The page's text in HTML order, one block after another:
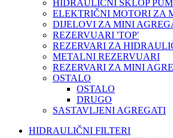
HIDRAULIČNI SKLOP
ELEKTRIČNI MOTORI ZA
DIJELOVI ZA MINI
REZERVUARI 'TOP'
REZERVARI ZA
METALNI REZERVUARI
REZERVARI ZA MINI
OSTALO
OSTALO
DRUGO
SASTAVLJENI AGREGATI
HIDRAULIČNI FILTERI